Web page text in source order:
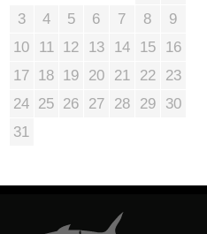
3
4 5 6 7 8
9
10
11 12 13 14 15
16
17 18 19 20 21 22
23
24 25 26 27 28 29
30
31